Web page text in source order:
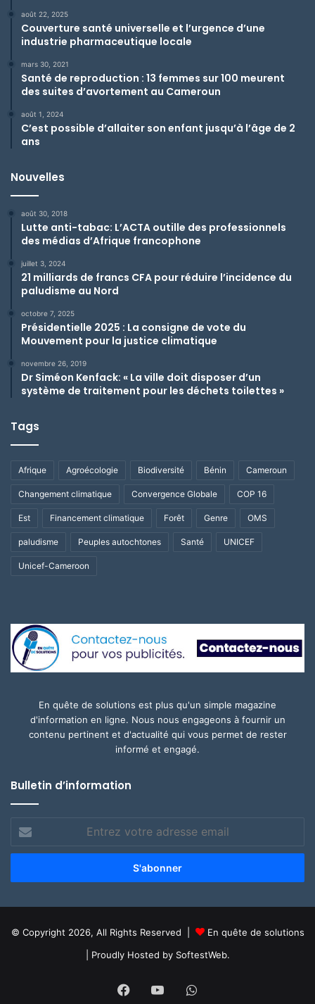
août 22, 2025
Couverture santé universelle et l’urgence d’une
industrie pharmaceutique locale
mars 30, 2021
Santé de reproduction : 13 femmes sur 100 meurent
des suites d’avortement au Cameroun
août 1, 2024
C’est possible d’allaiter son enfant jusqu’à l’âge de 2
ans
Nouvelles
août 30, 2018
Lutte anti-tabac: L’ACTA outille des professionnels
des médias d’Afrique francophone
juillet 3, 2024
21 milliards de francs CFA pour réduire l’incidence du
paludisme au Nord
octobre 7, 2025
Présidentielle 2025 : La consigne de vote du
Mouvement pour la justice climatique
novembre 26, 2019
Dr Siméon Kenfack: « La ville doit disposer d’un
système de traitement pour les déchets toilettes »
Tags
Afrique Agroécologie Biodiversité Bénin Cameroun
Changement climatique Convergence Globale COP 16
Est Financement climatique Forêt Genre OMS
paludisme Peuples autochtones Santé UNICEF
Unicef-Cameroon
En quête de solutions est plus qu'un simple magazine
d'information en ligne. Nous nous engageons à fournir un
contenu pertinent et d'actualité qui vous permet de rester
informé et engagé.
Bulletin d’information
votre
adresse
© Copyright 2026, All Rights Reserved |
En quête de solutions
| Proudly Hosted by SoftestWeb.
FacebookYouTubeWhatsApp